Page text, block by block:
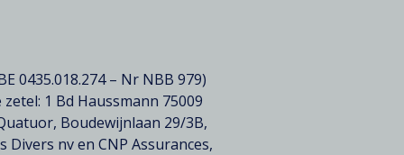
0435.018.274 – Nr NBB 979)
1 Bd Haussmann 75009
Boudewijnlaan 29/3B,
Divers nv en CNP Assurances,